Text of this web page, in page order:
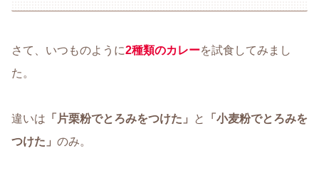
さて、いつものように2種類のカレーを試食してみまし
た。
違いは 「片栗粉でとろみをつけた」 と
「小麦粉でとろみを
つけた」 のみ。